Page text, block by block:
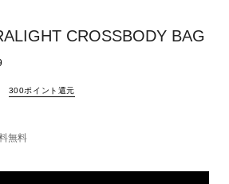
CROSSBODY BAG
300ポイント還元
無料